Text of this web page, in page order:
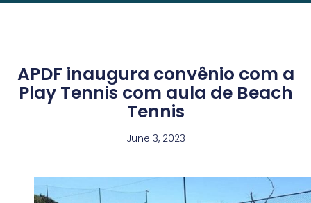
APDF inaugura convênio com a
Play Tennis com aula de Beach
Tennis
June 3, 2023